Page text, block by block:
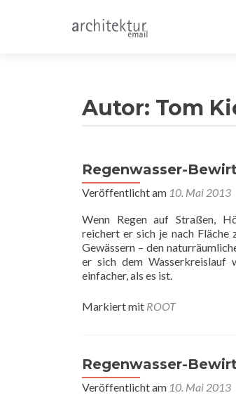
Autor: Tom
Regenwasser-
Veröffentlicht am 10. Mai 2013
Wenn Regen auf Straßen,
reichert er sich je nach Fläche
Gewässern – den
er sich dem Wasserkreislauf
einfacher, als es ist.
Markiert mit ROOT
Regenwasser-
Veröffentlicht am 10. Mai 2013